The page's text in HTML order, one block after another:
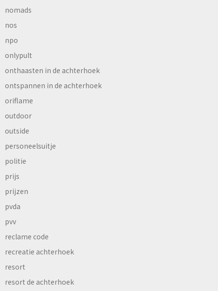
nomads
nos
npo
onlypult
onthaasten in de achterhoek
ontspannen in de achterhoek
oriflame
outdoor
outside
personeelsuitje
politie
prijs
prijzen
pvda
pvv
reclame code
recreatie achterhoek
resort
resort de achterhoek